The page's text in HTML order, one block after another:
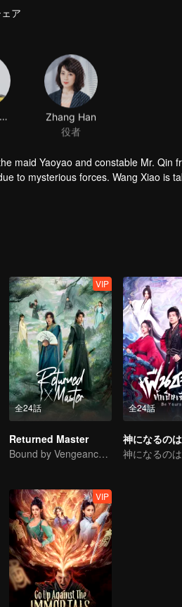
ア
Zhang Youwei
Zhang Han
役者
maid Yaoyao and constable Mr. Qin
to mysterious forces. Wang Xiao is
a way to travel through time and
全24話
VIP
Returned Master
Bound by Vengeance, Entwined by Fate
全24話
神になるの
VIP